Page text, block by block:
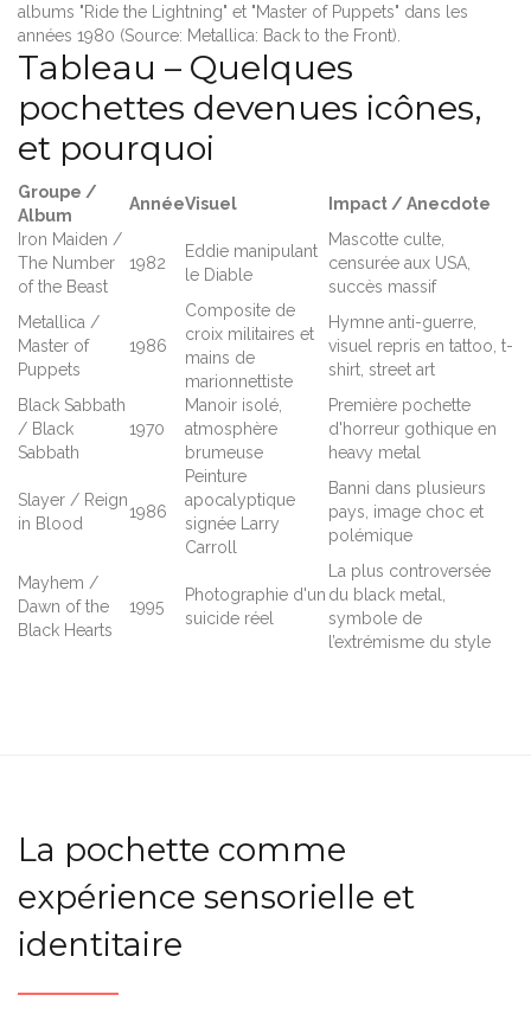
albums "Ride the Lightning" et "Master of Puppets" dans les
années 1980 (Source: Metallica: Back to the Front).
Tableau – Quelques
pochettes devenues icônes,
et pourquoi
Groupe /
Album
AnnéeVisuel
Impact / Anecdote
Iron Maiden /
The Number
of the Beast
1982
Eddie manipulant
le Diable
Mascotte culte,
censurée aux USA,
succès massif
Metallica /
Master of
Puppets
1986
Composite de
croix militaires et
mains de
marionnettiste
Hymne anti-guerre,
visuel repris en tattoo, t-
shirt, street art
Black Sabbath
/ Black
Sabbath
1970
Manoir isolé,
atmosphère
brumeuse
Première pochette
d'horreur gothique en
heavy metal
Slayer / Reign
in Blood
1986
Peinture
apocalyptique
signée Larry
Carroll
Banni dans plusieurs
pays, image choc et
polémique
Mayhem /
Dawn of the
Black Hearts
1995
Photographie d'un
suicide réel
La plus controversée
du black metal,
symbole de
l’extrémisme du style
La pochette comme
expérience sensorielle et
identitaire